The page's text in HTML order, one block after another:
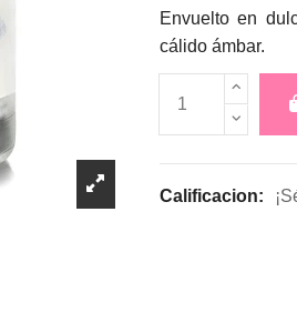
Envuelto en
cálido ámbar.
Calificacion: